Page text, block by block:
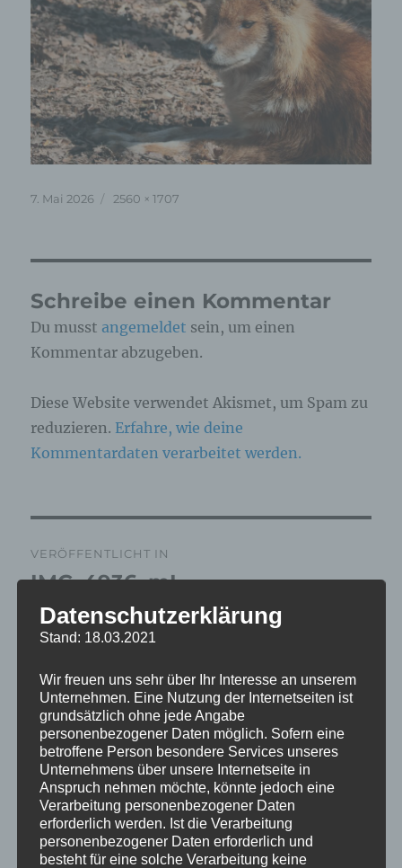
Veröffentlicht
7. Mai 2026 Originalgröße
2560 × 1707
Schreibe einen Kommentar
Du musst angemeldet sein, um einen
Kommentar abzugeben.
Diese Website verwendet Akismet, um Spam zu
reduzieren. Erfahre, wie deine
Kommentardaten verarbeitet werden.
VERÖFFENTLICHT IN
IMG_4936_mL
Datenschutzerklärung
Stand: 18.03.2021
Wir freuen uns sehr über Ihr Interesse an unserem
Unternehmen. Eine Nutzung der Internetseiten ist
grundsätzlich ohne jede Angabe
personenbezogener Daten möglich. Sofern eine
betroffene Person besondere Services unseres
Unternehmens über unsere Internetseite in
Anspruch nehmen möchte, könnte jedoch eine
Verarbeitung personenbezogener Daten
erforderlich werden. Ist die Verarbeitung
personenbezogener Daten erforderlich und
besteht für eine solche Verarbeitung keine